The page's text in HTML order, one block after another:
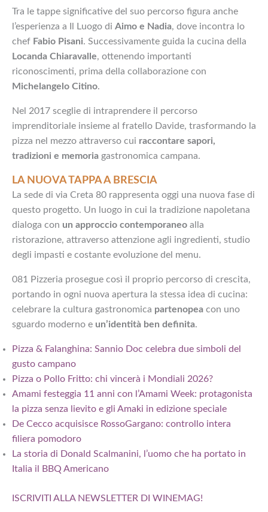
Tra le tappe significative del suo percorso figura anche
l’esperienza a Il Luogo di Aimo e Nadia, dove incontra lo
chef Fabio Pisani. Successivamente guida la cucina della
Locanda Chiaravalle, ottenendo importanti
riconoscimenti, prima della collaborazione con
Michelangelo Citino.
Nel 2017 sceglie di intraprendere il percorso
imprenditoriale insieme al fratello Davide, trasformando la
pizza nel mezzo attraverso cui raccontare sapori,
tradizioni e memoria gastronomica campana.
LA NUOVA TAPPA A BRESCIA
La sede di via Creta 80 rappresenta oggi una nuova fase di
questo progetto. Un luogo in cui la tradizione napoletana
dialoga con un approccio contemporaneo alla
ristorazione, attraverso attenzione agli ingredienti, studio
degli impasti e costante evoluzione del menu.
081 Pizzeria prosegue così il proprio percorso di crescita,
portando in ogni nuova apertura la stessa idea di cucina:
celebrare la cultura gastronomica partenopea con uno
sguardo moderno e un’identità ben definita.
Pizza & Falanghina: Sannio Doc celebra due simboli del
gusto campano
Pizza o Pollo Fritto: chi vincerà i Mondiali 2026?
Amami festeggia 11 anni con l’Amami Week: protagonista
la pizza senza lievito e gli Amaki in edizione speciale
De Cecco acquisisce RossoGargano: controllo intera
filiera pomodoro
La storia di Donald Scalmanini, l’uomo che ha portato in
Italia il BBQ Americano
ISCRIVITI ALLA NEWSLETTER DI WINEMAG!